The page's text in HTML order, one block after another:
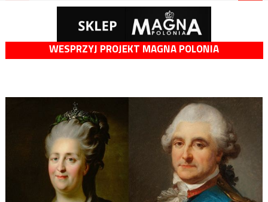
WESPRZYJ PROJEKT MAGNA POLONIA